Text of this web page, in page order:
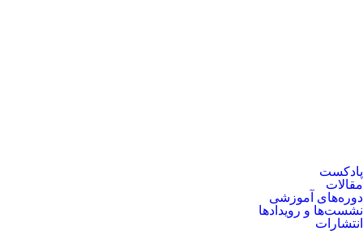
پادکست
مقالات
دوره‌های آموزشی
نشست‌ها و رویدادها
انتشارات